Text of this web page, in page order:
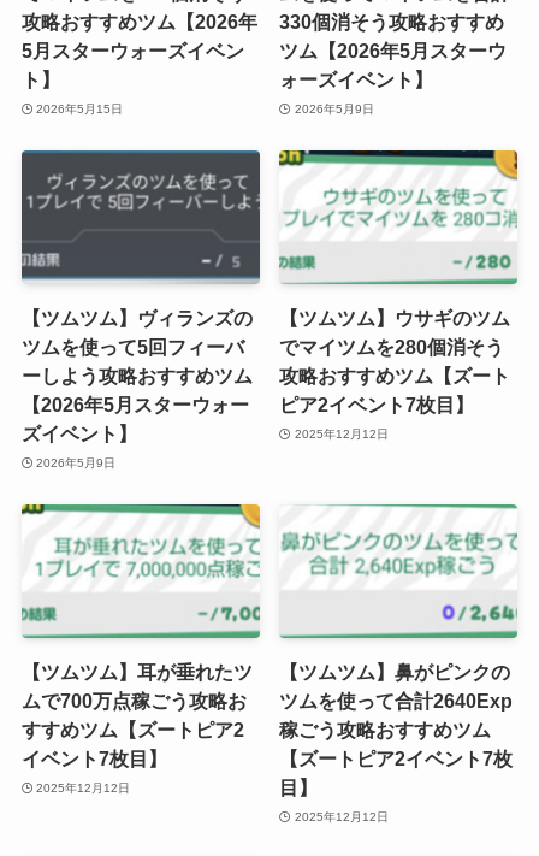
攻略おすすめツム【2026年
5月スターウォーズイベン
ト】
2026年5月15日
330個消そう攻略おすすめ
ツム【2026年5月スターウ
ォーズイベント】
2026年5月9日
【ツムツム】ヴィランズの
ツムを使って5回フィーバ
ーしよう攻略おすすめツム
【2026年5月スターウォー
ズイベント】
2026年5月9日
【ツムツム】ウサギのツム
でマイツムを280個消そう
攻略おすすめツム【ズート
ピア2イベント7枚目】
2025年12月12日
【ツムツム】耳が垂れたツ
ムで700万点稼ごう攻略お
すすめツム【ズートピア2
イベント7枚目】
2025年12月12日
【ツムツム】鼻がピンクの
ツムを使って合計2640Exp
稼ごう攻略おすすめツム
【ズートピア2イベント7枚
目】
2025年12月12日